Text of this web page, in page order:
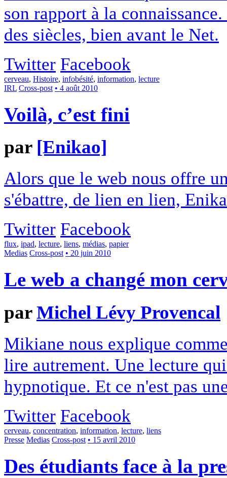
son rapport à la
des siècles, bien avant le Net.
Twitter Facebook
cerveau, Histoire, infobésité, information, lecture
IRL Cross-post • 4 août 2010
Voilà, c’est fini
par [Enikao]
Alors que le web nous offre
s'ébattre, de lien en lien,
Twitter Facebook
flux, ipad, lecture, liens, médias, papier
Medias Cross-post • 20 juin 2010
Le web a changé mon
parMichel Lévy Provencal
Mikiane nous explique
lire autrement. Une lecture
hypnotique. Et ce n'est pas
Twitter Facebook
cerveau, concentration, information, lecture, liens
Presse Medias Cross-post • 15 avril 2010
Des étudiants face à la